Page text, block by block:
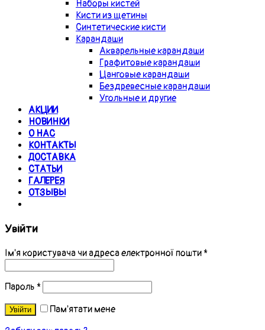
Наборы кистей
Кисти из щетины
Синтетические кисти
Карандаши
Акварельные карандаши
Графитовые карандаши
Цанговые карандаши
Бездревесные карандаши
Угольные и другие
АКЦИИ
НОВИНКИ
О НАС
КОНТАКТЫ
ДОСТАВКА
СТАТЬИ
ГАЛЕРЕЯ
ОТЗЫВЫ
Увійти
Ім'я користувача чи адреса електронної пошти*
Пароль *
Увійти
Пам'ятати мене